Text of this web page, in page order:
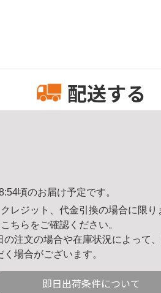
配送する
頃のお届け予定です。
レジット、代金引換の場合に限り
こちら をご確認ください。
注文の場合や在庫状況によって
場合がございます。
即日出荷条件について